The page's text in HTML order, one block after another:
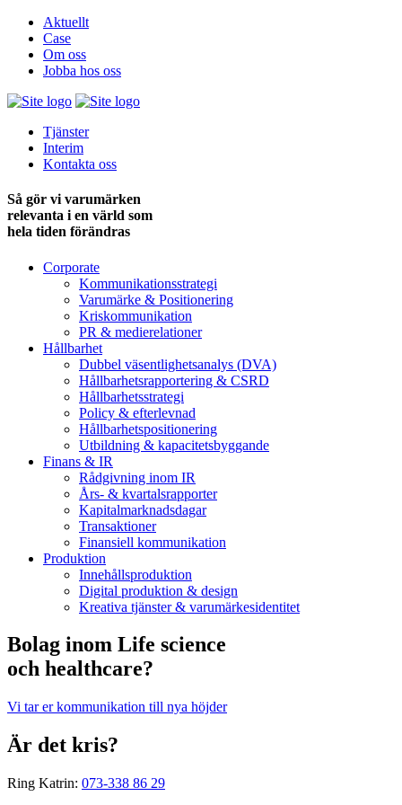
Aktuellt
Case
Om oss
Jobba hos oss
Tjänster
Interim
Kontakta oss
Så gör vi varumärken
relevanta i en värld som
hela tiden förändras
Corporate
Kommunikationsstrategi
Varumärke & Positionering
Kriskommunikation
PR & medie­relationer
Hållbarhet
Dubbel väsentlighets­analys (DVA)
Hållbarhets­rapportering & CSRD
Hållbarhets­strategi
Policy & efterlevnad
Hållbarhets­positionering
Utbildning & kapacitetsbyggande
Finans & IR
Rådgivning inom IR
Års- & kvartalsrapporter
Kapitalmarknadsdagar
Transaktioner
Finansiell kommunikation
Produktion
Innehållsproduktion
Digital produktion & design
Kreativa tjänster & varumärkesidentitet
Bolag inom Life science
och healthcare?
Vi tar er kommunikation till nya höjder
Är det kris?
Ring Katrin: 073-338 86 29